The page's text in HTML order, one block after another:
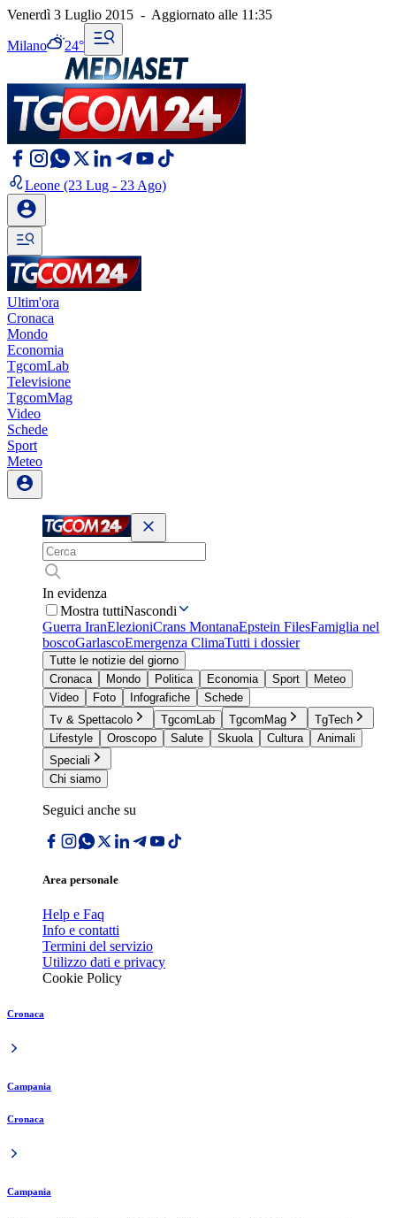
Venerdì 3 Luglio 2015 - Aggiornato alle 11:35
Milano 24°
Leone (23 Lug - 23 Ago)
Ultim'ora
Cronaca
Mondo
Economia
TgcomLab
Televisione
TgcomMag
Video
Schede
Sport
Meteo
In evidenza
Mostra tuttiNascondi
Guerra IranElezioniCrans MontanaEpstein FilesFamiglia nel
boscoGarlascoEmergenza ClimaTutti i dossier
Tutte le notizie del giorno
Cronaca
Mondo Politica Economia Sport
Meteo
Video
Foto Infografiche
Schede
Tv & Spettacolo
TgcomLab TgcomMag
TgTech
Lifestyle
Oroscopo Salute Skuola Cultura
Animali
Speciali
Chi siamo
Seguici anche su
Area personale
Help e Faq
Info e contatti
Termini del servizio
Utilizzo dati e privacy
Cookie Policy
Cronaca
Campania
Cronaca
Campania